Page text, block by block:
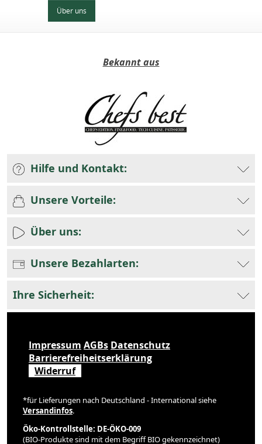
Über uns
Bekannt aus
Hilfe und Kontakt:
Unsere Vorteile:
Über uns:
Unsere Bezahlarten:
Ihre Sicherheit:
Impressum AGBs Datenschutz
Barrierefreiheitserklärung
Widerruf
*für Lieferungen nach Deutschland - International siehe
Versandinfos.
Öko-Kontrollstelle: DE-ÖKO-009
(BIO-Produkte sind mit dem Begriff BIO gekennzeichnet)